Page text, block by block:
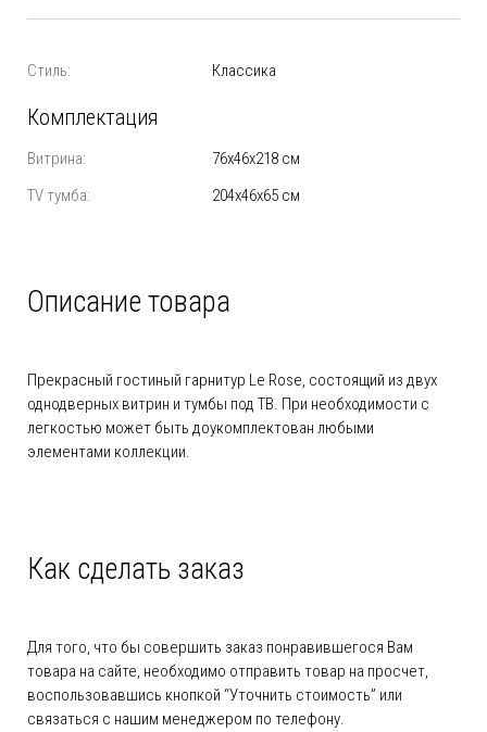
Стиль: Классика
Комплектация
Витрина:
76х46х218 см
TV тумба:
204х46х65 см
Описание товара
Прекрасный гостиный гарнитур Le Rose, состоящий из двух
однодверных витрин и тумбы под ТВ. При необходимости с
легкостью может быть доукомплектован любыми
элементами коллекции.
Как сделать заказ
Для того, что бы совершить заказ понравившегося Вам
товара на сайте, необходимо отправить товар на просчет,
воспользовавшись кнопкой “Уточнить стоимость” или
связаться с нашим менеджером по телефону.